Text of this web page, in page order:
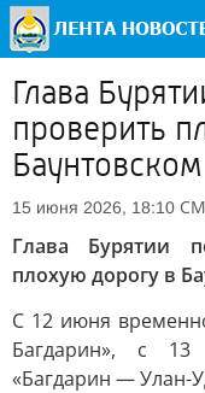
Глава
проверить
15 июня 2026, 18:10
Глава Бурятии
плохую дорогу в
С 12 июня
Багдарин», с
«Багдарин — Улан-